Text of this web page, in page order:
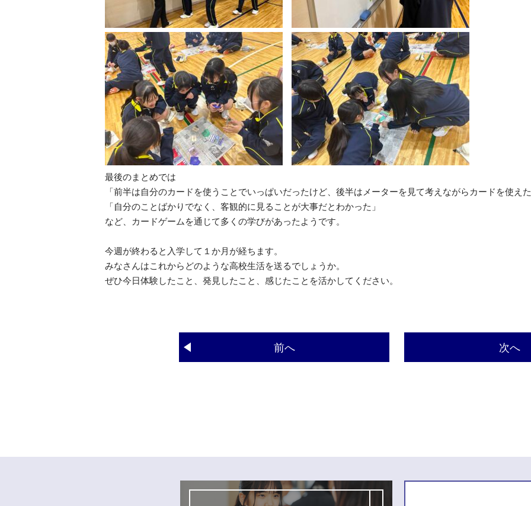
最後のまとめでは
「前半は自分のカードを使うことでいっぱいだったけど、後半はメーターを見て考えながらカードを使え
「自分のことばかりでなく、客観的に見ることが大事だとわかった」
など、カードゲームを通じて多くの学びがあったようです。
今週が終わると入学して１か月が経ちます。
みなさんはこれからどのような高校生活を送るでしょうか。
ぜひ今日体験したこと、発見したこと、感じたことを活かしてください。
前へ 次へ